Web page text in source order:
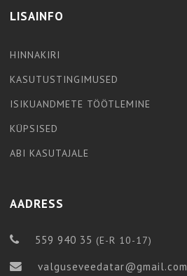
LISAINFO
HINNAKIRI
KASUTUSTINGIMUSED
ISIKUANDMETE TÖÖTLEMINE
KÜPSISED
ABI KASUTAJALE
AADRESS
559 940 35 (E-R 10-17)
valguseveedatar@gmail.com